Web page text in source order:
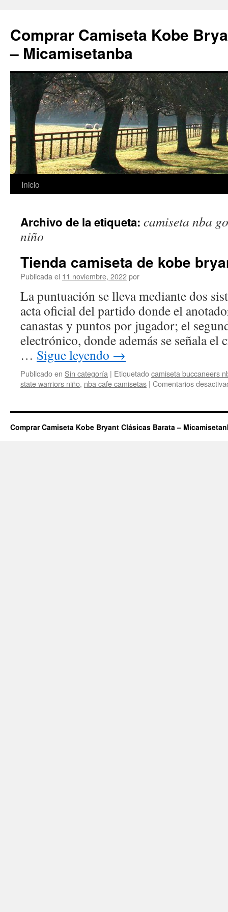
Comprar Camiseta Kobe
– Micamisetanba
Saltar
contenido
Inicio
Archivo de la etiqueta: camiseta nba
niño
Tienda camiseta de kobe
Publicada el 11 noviembre, 2022por
La puntuación se lleva mediante dos
acta oficial del partido donde el
canastas y puntos por jugador; el
electrónico, donde además se señala el
… Sigue leyendo →
Publicado en Sin categoría | Etiquetadocamiseta buccaneers
state warriors niño, nba cafe camisetas | Comentarios
Comprar Camiseta Kobe Bryant Clásicas Barata –